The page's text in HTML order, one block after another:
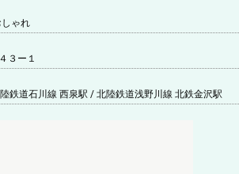
しゃれ
３ー１
鉄道石川線 西泉駅 / 北陸鉄道浅野川線 北鉄金沢駅